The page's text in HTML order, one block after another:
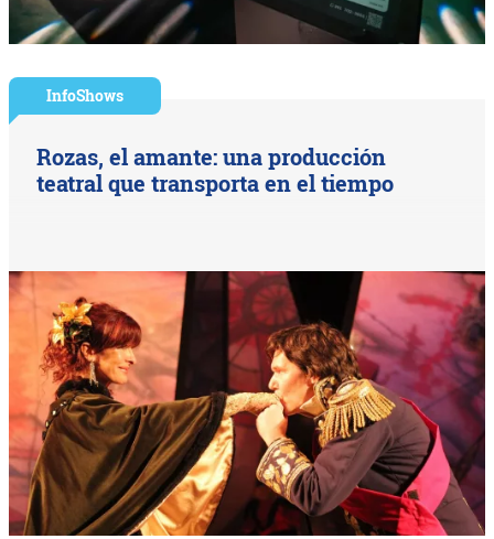
InfoShows
Rozas, el amante: una producción
teatral que transporta en el tiempo